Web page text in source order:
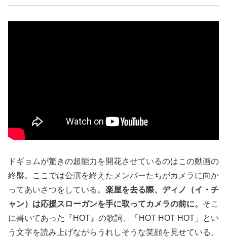
ドギョムが驚きの超能力を開花させているのはこの動画の
終盤。ここでは公演を終えたメンバーたちがカメラに向か
ってあいさつをしている。 楽屋を去る際、ディノ（イ・チ
ャン）は応援スローガンを手に取ってカメラの前に。 そこ
に書いてあった『HOT』の歌詞、「HOT HOT HOT」とい
う文字を読み上げながらうれしそうな笑顔を見せている。